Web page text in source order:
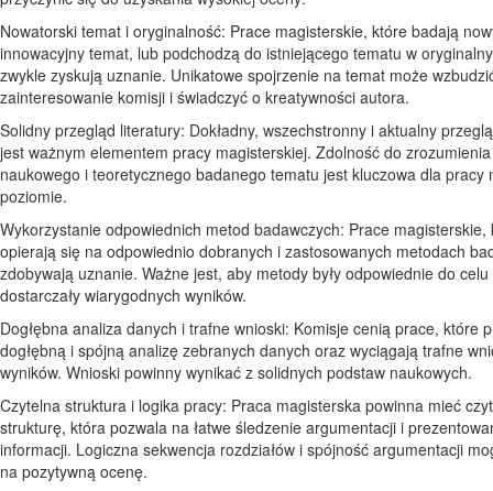
Nowatorski temat i oryginalność: Prace magisterskie, które badają
innowacyjny temat, lub podchodzą do istniejącego tematu w
zwykle zyskują uznanie. Unikatowe spojrzenie na temat może
zainteresowanie komisji i świadczyć o kreatywności autora.
Solidny przegląd literatury: Dokładny, wszechstronny i aktualny
jest ważnym elementem pracy magisterskiej. Zdolność do
naukowego i teoretycznego badanego tematu jest kluczowa dla pracy
poziomie.
Wykorzystanie odpowiednich metod badawczych: Prace magisterskie,
opierają się na odpowiednio dobranych i zastosowanych metodach
zdobywają uznanie. Ważne jest, aby metody były odpowiednie do
dostarczały wiarygodnych wyników.
Dogłębna analiza danych i trafne wnioski: Komisje cenią prace, które
dogłębną i spójną analizę zebranych danych oraz wyciągają trafne
wyników. Wnioski powinny wynikać z solidnych podstaw naukowych.
Czytelna struktura i logika pracy: Praca magisterska powinna mieć
strukturę, która pozwala na łatwe śledzenie argumentacji i
informacji. Logiczna sekwencja rozdziałów i spójność argumentacji
na pozytywną ocenę.